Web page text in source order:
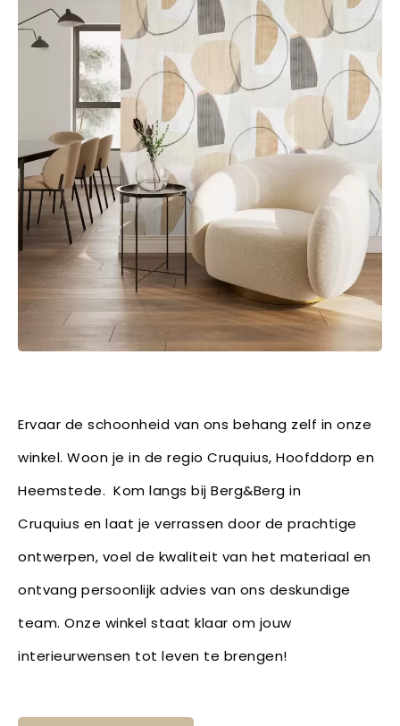
Ervaar de schoonheid van ons behang zelf in onze
winkel. Woon je in de regio Cruquius, Hoofddorp en
Heemstede. Kom langs bij Berg&Berg in
Cruquius en laat je verrassen door de prachtige
ontwerpen, voel de kwaliteit van het materiaal en
ontvang persoonlijk advies van ons deskundige
team. Onze winkel staat klaar om jouw
interieurwensen tot leven te brengen!